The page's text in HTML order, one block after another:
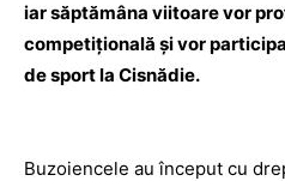
iar săptămâna viitoare vor
competiţională și vor
de sport la Cisnădie.
Buzoiencele au început cu